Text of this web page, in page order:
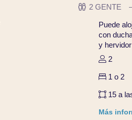
2 GENTE
Puede
con
y
2
1 o 2
15 a
Más